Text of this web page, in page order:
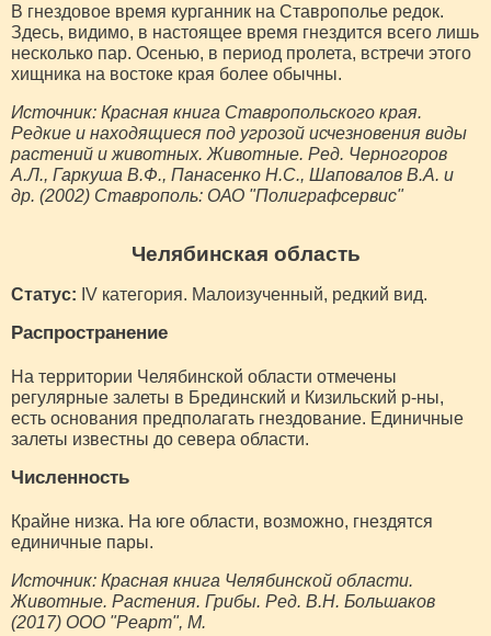
В гнездовое время курганник на Ставрополье редок.
Здесь, видимо, в настоящее время гнездится всего лишь
несколько пар. Осенью, в период пролета, встречи этого
хищника на востоке края более обычны.
Источник: Красная книга Ставропольского края.
Редкие и находящиеся под угрозой исчезновения виды
растений и животных. Животные. Ред. Черногоров
А.Л., Гаркуша В.Ф., Панасенко Н.С., Шаповалов В.А. и
др. (2002) Ставрополь: ОАО "Полиграфсервис"
Челябинская область
Статус: IV категория. Малоизученный, редкий вид.
Распространение
На территории Челябинской области отмечены
регулярные залеты в Брединский и Кизильский р-ны,
есть основания предполагать гнездование. Единичные
залеты известны до севера области.
Численность
Крайне низка. На юге области, возможно, гнездятся
единичные пары.
Источник: Красная книга Челябинской области.
Животные. Растения. Грибы. Ред. В.Н. Большаков
(2017) ООО "Реарт", М.